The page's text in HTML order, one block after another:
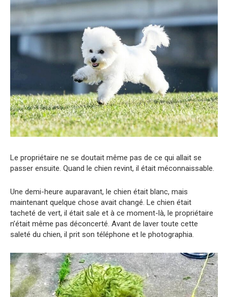
Le propriétaire ne se doutait même pas de ce qui allait se
passer ensuite. Quand le chien revint, il était méconnaissable.
Une demi-heure auparavant, le chien était blanc, mais
maintenant quelque chose avait changé. Le chien était
tacheté de vert, il était sale et à ce moment-là, le propriétaire
n’était même pas déconcerté. Avant de laver toute cette
saleté du chien, il prit son téléphone et le photographia.